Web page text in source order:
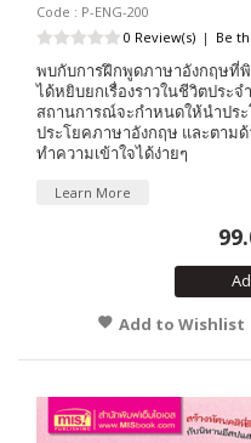
Code : P-ENG-200
0 Review(s) | Be
พบกับการฝึกพูดภาษาอังกฤษที่
ได้หยิบยกเรื่องราวในชีวิตประ
สถานการณ์จะกำหนดให้นำปร
ประโยคภาษาอังกฤษ และตาม
ทำความเข้าใจได้ง่ายๆ
Learn More
Add to Wishlist